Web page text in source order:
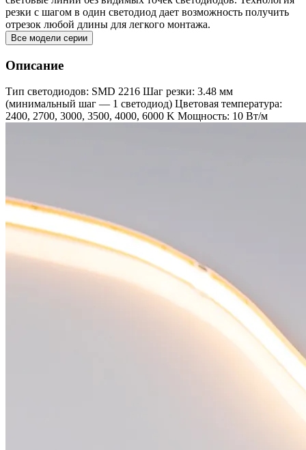
резки с шагом в один светодиод дает возможность получить
отрезок любой длины для легкого монтажа.
Все модели серии
Описание
Тип светодиодов: SMD 2216 Шаг резки: 3.48 мм
(минимальный шаг — 1 светодиод) Цветовая температура:
2400, 2700, 3000, 3500, 4000, 6000 K Мощность: 10 Вт/м